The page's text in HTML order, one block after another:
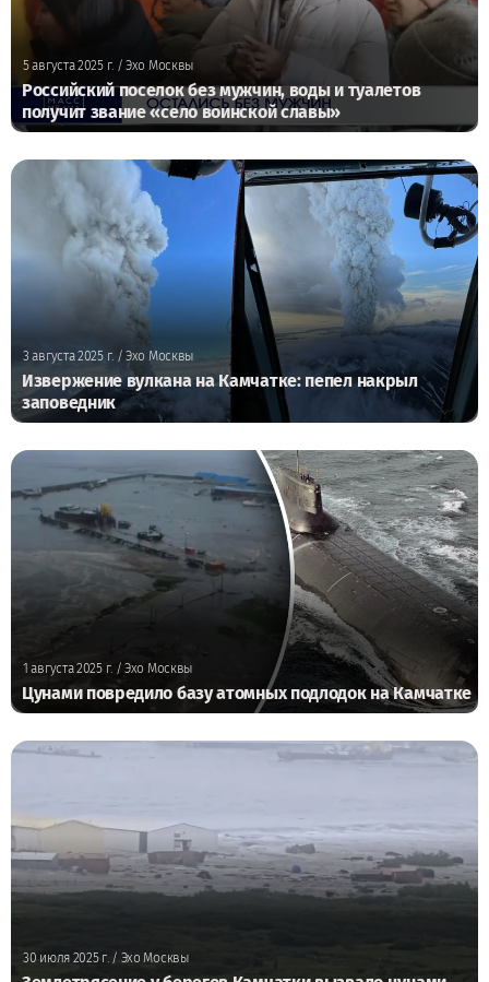
5 августа 2025 г./ Эхо Москвы
Российский поселок без мужчин, воды и туалетов
получит звание «село воинской славы»
3 августа 2025 г./ Эхо Москвы
Извержение вулкана на Камчатке: пепел накрыл
заповедник
1 августа 2025 г. / Эхо Москвы
Цунами повредило базу атомных подлодок на Камчатке
30 июля 2025 г./ Эхо Москвы